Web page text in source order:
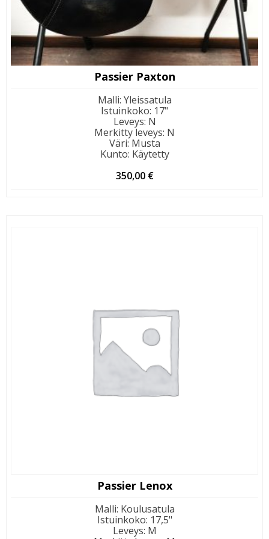
Passier Paxton
Malli: Yleissatula
Istuinkoko: 17"
Leveys: N
Merkitty leveys: N
Väri: Musta
Kunto: Käytetty
350,00 €
Passier Lenox
Malli: Koulusatula
Istuinkoko: 17,5"
Leveys: M